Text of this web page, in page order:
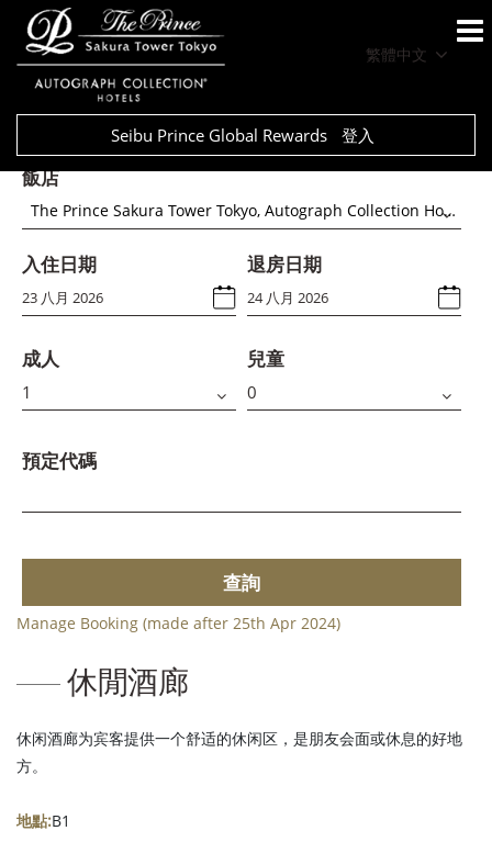
繁體中文
Seibu Prince Global Rewards 登入
飯店
The Prince Sakura Tower Tokyo, Autograph Collection Hotels
入住日期 退房日期
成人 兒童
預定代碼
查詢
Manage Booking (made after 25th Apr 2024)
休閒酒廊
休闲酒廊为宾客提供一个舒适的休闲区，是朋友会面或休息的好地
方。
地點:B1